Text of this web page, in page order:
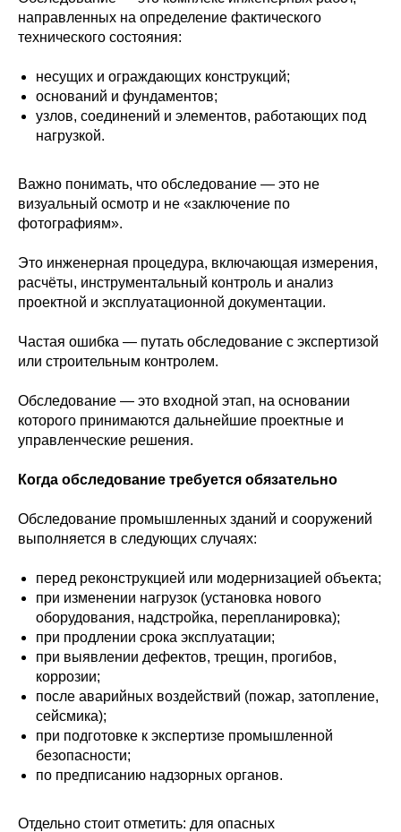
направленных на определение фактического
технического состояния:
несущих и ограждающих конструкций;
оснований и фундаментов;
узлов, соединений и элементов, работающих под
нагрузкой.
Важно понимать, что обследование — это не
визуальный осмотр и не «заключение по
фотографиям».
Это инженерная процедура, включающая измерения,
расчёты, инструментальный контроль и анализ
проектной и эксплуатационной документации.
Частая ошибка — путать обследование с экспертизой
или строительным контролем.
Обследование — это входной этап, на основании
которого принимаются дальнейшие проектные и
управленческие решения.
Когда обследование требуется обязательно
Обследование промышленных зданий и сооружений
выполняется в следующих случаях:
перед реконструкцией или модернизацией объекта;
при изменении нагрузок (установка нового
оборудования, надстройка, перепланировка);
при продлении срока эксплуатации;
при выявлении дефектов, трещин, прогибов,
коррозии;
после аварийных воздействий (пожар, затопление,
сейсмика);
при подготовке к экспертизе промышленной
безопасности;
по предписанию надзорных органов.
Отдельно стоит отметить: для опасных